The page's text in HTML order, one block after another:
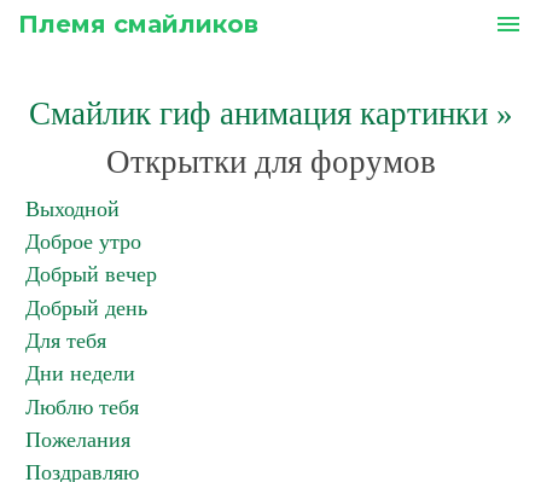
Племя смайликов menu
Смайлик гиф анимация картинки»
Открытки для форумов
Выходной
Доброе утро
Добрый вечер
Добрый день
Для тебя
Дни недели
Люблю тебя
Пожелания
Поздравляю